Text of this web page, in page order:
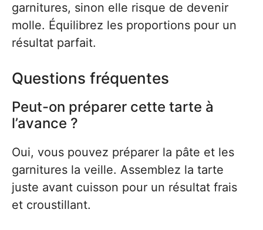
garnitures, sinon elle risque de devenir
molle. Équilibrez les proportions pour un
résultat parfait.
Questions fréquentes
Peut-on préparer cette tarte à
l’avance ?
Oui, vous pouvez préparer la pâte et les
garnitures la veille. Assemblez la tarte
juste avant cuisson pour un résultat frais
et croustillant.